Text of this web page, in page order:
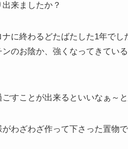
来ましたか？
に終わるどたばたした1年で
のお陰か、強くなってきてい
すことが出来るといいなぁ～と
わざわざ作って下さった置物